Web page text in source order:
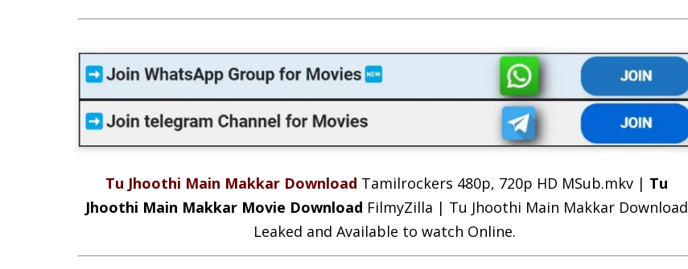
Tu Jhoothi Main Makkar Download Tamilrockers 480p, 720p HD MSub.mkv | Tu
Jhoothi Main Makkar Movie Download FilmyZilla | Tu Jhoothi Main Makkar Download
Leaked and Available to watch Online.